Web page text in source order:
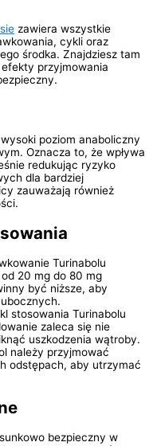
zawiera wszystkie
cykli oraz
środka. Znajdziesz tam
przyjmowania
poziom anaboliczny
Oznacza to, że wpływa
redukując ryzyko
dla bardziej
zauważają również
Turinabolu
20 mg do 80 mg
być niższe, aby
stosowania Turinabolu
zaleca się nie
uszkodzenia wątroby.
należy przyjmować
odstępach, aby utrzymać
bezpieczny w